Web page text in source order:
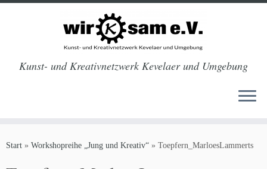
Inhalt
Kunst- und Kreativnetzwerk Kevelaer und Umgebung
Start » Workshopreihe „Jung und Kreativ“ » Toepfern_MarloesLammerts